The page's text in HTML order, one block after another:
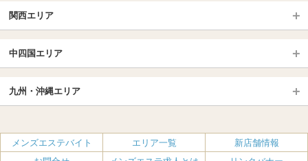
長野・松本・上田
群馬（伊勢崎・高崎・前橋）
千葉TOP
松戸・柏
池袋・大塚
新宿
恵比寿・目黒・自由が丘
赤坂・麻布・六本木
愛知（名古屋）
岐阜県
北陸
名古屋TOP
丸の内・久屋・高岳
大須・上前津・鶴舞
新栄町・東新町
千種・今池・黒川・大曽根
関西エリア
京都駅・伏見区
烏丸御池駅
四条烏丸・河原町・祇園四条
三条・京都市役所前
大阪エリア
梅田・北新地 肥後橋・淀屋橋・北浜
中四国エリア
広島
岡山
香川（高松）
愛媛（松山）
九州・沖縄エリア
福岡
佐賀
メンズエステバイト エリア一覧
新店舗情報